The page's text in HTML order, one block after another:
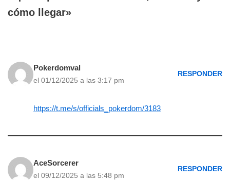
cómo llegar»
Pokerdomval
el 01/12/2025 a las 3:17 pm
RESPONDER
https://t.me/s/officials_pokerdom/3183
AceSorcerer
el 09/12/2025 a las 5:48 pm
RESPONDER